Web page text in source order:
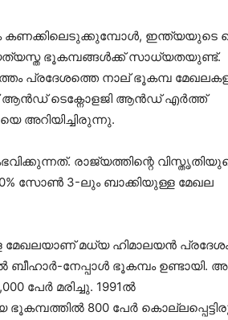
കണക്കിലെടുക്കുമ്പോൾ, ഇന്ത്യയുടെ
ഭൂകമ്പങ്ങൾക്ക് സാധ്യതയുണ്ട്.
പ്രദേശത്തെ നാല് ഭൂകമ്പ
ആൻഡ് ടെക്നോളജി ആൻഡ് എർത്ത്
അറിയിച്ചിരുന്നു.
രാജ്യത്തിന്റെ
സോൺ 3-ലും ബാക്കിയുള്ള മേഖല
മധ്യ ഹിമാലയൻ പ്രദേശം.
നേപ്പാൾ ഭൂകമ്പം ഉണ്ടായി.
പേർ മരിച്ചു. 1991ൽ
ഭൂകമ്പത്തിൽ 800 പേർ